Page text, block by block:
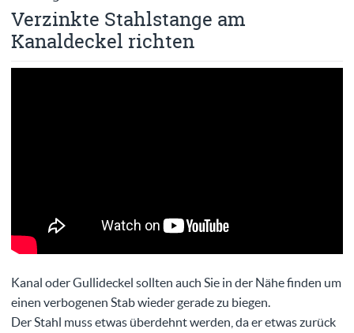
Verzinkte Stahlstange am
Kanaldeckel richten
Kanal oder Gullideckel sollten auch Sie in der Nähe finden um
einen verbogenen Stab wieder gerade zu biegen.
Der Stahl muss etwas überdehnt werden, da er etwas zurück